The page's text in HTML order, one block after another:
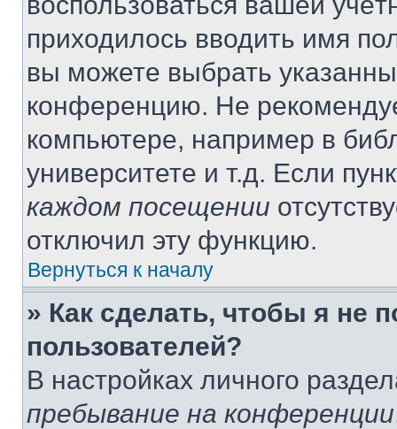
приходилось вводить имя
вы можете выбрать
конференцию. Не
компьютере, например в
университете и т.д. Если
каждом посещении
отключил эту функцию.
Вернуться к началу
» Как сделать, чтобы я не
пользователей?
В настройках личного
пребывание на конференции